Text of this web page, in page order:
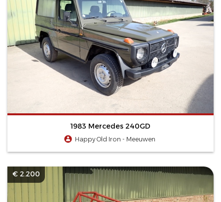
1983 Mercedes 240GD
Happy Old Iron - Meeuwen
€ 2.200